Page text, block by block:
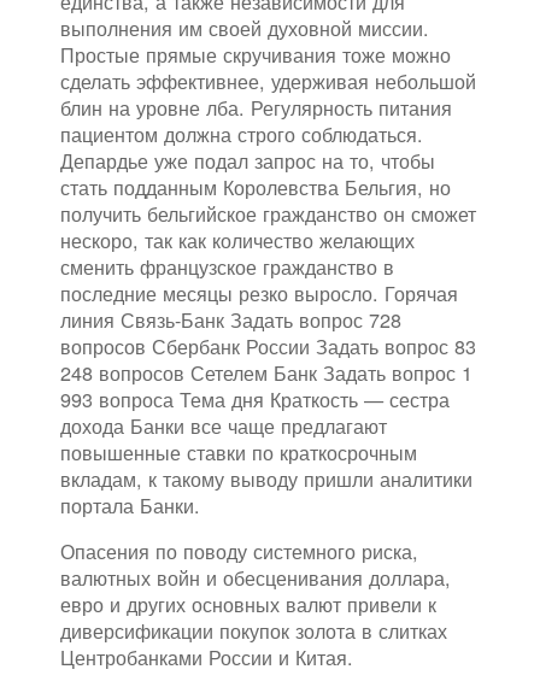
выполнения им своей духовной миссии.
Простые прямые скручивания тоже можно
сделать эффективнее, удерживая небольшой
блин на уровне лба. Регулярность питания
пациентом должна строго соблюдаться.
Депардье уже подал запрос на то, чтобы
стать подданным Королевства Бельгия, но
получить бельгийское гражданство он сможет
нескоро, так как количество желающих
сменить французское гражданство в
последние месяцы резко выросло. Горячая
линия Связь-Банк Задать вопрос 728
вопросов Сбербанк России Задать вопрос 83
248 вопросов Сетелем Банк Задать вопрос 1
993 вопроса Тема дня Краткость — сестра
дохода Банки все чаще предлагают
повышенные ставки по краткосрочным
вкладам, к такому выводу пришли аналитики
портала Банки.
Опасения по поводу системного риска,
валютных войн и обесценивания доллара,
евро и других основных валют привели к
диверсификации покупок золота в слитках
Центробанками России и Китая.